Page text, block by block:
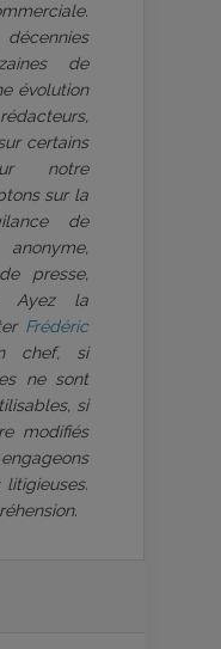
de
évolution
certains
notre
sur la
de
presse,
Ayez la
Frédéric
chef, si
ne sont
si
modifiés